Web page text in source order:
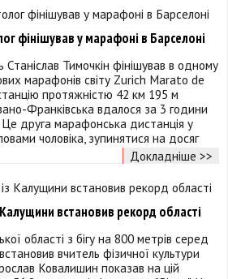
фінішував у марафоні в Барселоні
Тимочкін фінішував в одному
марафонів світу Zurich Marato de
протяжністю 42 км 195 м
Франківська вдалося за 3 години
друга марафонська дистанція у
чоловіка, зупинятися на досяг
Докладніше >>
встановив рекорд області
області з бігу на 800 метрів серед
вчитель фізичної культури
Ковалишин показав на цій